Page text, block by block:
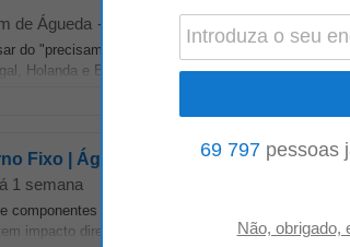
de Águeda -
do "precisamos de IA" para sistemas a correr em
Holanda e Brasil, e estamos a crescer. Sobre a
Fixo | Águeda
1 semana
componentes que integram alguns dos veículos
impacto direto na qualidade do produto final e
69 797 pessoas